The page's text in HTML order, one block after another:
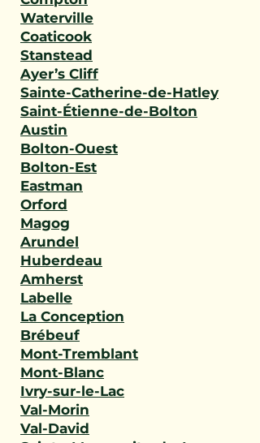
Waterville
Coaticook
Stanstead
Ayer’s Cliff
Sainte-Catherine-de-Hatley
Saint-Étienne-de-Bolton
Austin
Bolton-Ouest
Bolton-Est
Eastman
Orford
Magog
Arundel
Huberdeau
Amherst
Labelle
La Conception
Brébeuf
Mont-Tremblant
Mont-Blanc
Ivry-sur-le-Lac
Val-Morin
Val-David